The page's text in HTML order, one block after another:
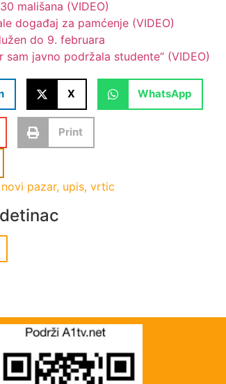
mališana (VIDEO)
događaj za pamćenje (VIDEO)
do 9. februara
javno podržala studente“ (VIDEO)
X WhatsApp
Print
novi pazar, upis,vrtic